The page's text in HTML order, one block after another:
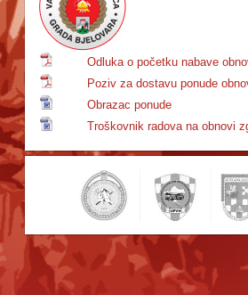
Odluka o početku nabave
Poziv za dostavu ponude
Obrazac ponude
Troškovnik radova na obnovi